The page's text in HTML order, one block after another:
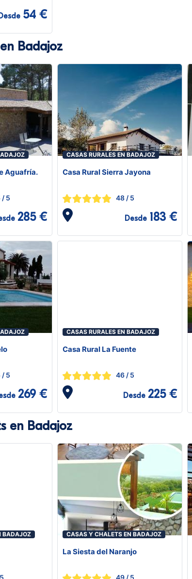
Desde 54 €
Badajoz
Aguafría.
/ 5
285 €
CASAS RURALES EN BADAJOZ
Casa Rural Sierra Jayona
48/ 5
Desde 183 €
/ 5
269 €
CASAS RURALES EN BADAJOZ
Casa Rural La Fuente
46/ 5
Desde 225 €
en Badajoz
BADAJOZ CASAS Y CHALETS EN BADAJOZ
La Siesta del Naranjo
49/ 5